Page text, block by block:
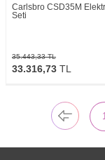
Carlsbro CSD35M
Seti
35.443,33TL
33.316,73 TL